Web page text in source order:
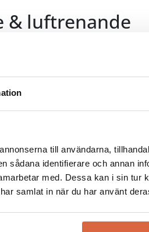
till användarna,
sådana identifierare och annan
med. Dessa kan i sin tur
samlat in när du har använt
& luftrenande
vare ullfibrernas struktur.